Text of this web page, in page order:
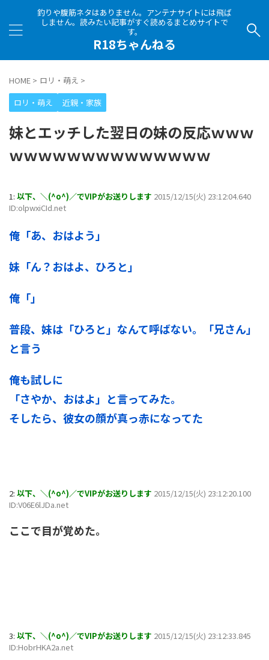
釣りや腹筋ネタはありません。アンテナサイトには飛ば
しません。読みたい記事がすぐ読めるまとめサイトで
す。
R18ちゃんねる
HOME > ロリ・萌え >
ロリ・萌え
近親・家族
妹とエッチした翌日の妹の反応ｗｗｗ
ｗｗｗｗｗｗｗｗｗｗｗｗｗｗ
1: 以下、＼(^o^)／でVIPがお送りします 2015/12/15(火) 23:12:04.640
ID:olpwxiCId.net
俺「あ、おはよう」
妹「ん？おはよ、ひろと」
俺「」
普段、妹は「ひろと」なんて呼ばない。「兄さん」
と言う
俺も試しに
「さやか、おはよ」と言ってみた。
そしたら、彼女の顔が真っ赤になってた
2: 以下、＼(^o^)／でVIPがお送りします 2015/12/15(火) 23:12:20.100
ID:V06E6lJDa.net
ここで目が覚めた。
3: 以下、＼(^o^)／でVIPがお送りします 2015/12/15(火) 23:12:33.845
ID:HobrHKA2a.net